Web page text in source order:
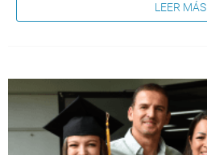
LEER MÁS